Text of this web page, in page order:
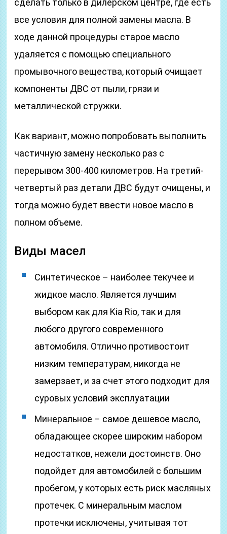
сделать только в дилерском центре, где есть
все условия для полной замены масла. В
ходе данной процедуры старое масло
удаляется с помощью специального
промывочного вещества, который очищает
компоненты ДВС от пыли, грязи и
металлической стружки.
Как вариант, можно попробовать выполнить
частичную замену несколько раз с
перерывом 300-400 километров. На третий-
четвертый раз детали ДВС будут очищены, и
тогда можно будет ввести новое масло в
полном объеме.
Виды масел
Синтетическое – наиболее текучее и
жидкое масло. Является лучшим
выбором как для Kia Rio, так и для
любого другого современного
автомобиля. Отлично противостоит
низким температурам, никогда не
замерзает, и за счет этого подходит для
суровых условий эксплуатации
Минеральное – самое дешевое масло,
обладающее скорее широким набором
недостатков, нежели достоинств. Оно
подойдет для автомобилей с большим
пробегом, у которых есть риск масляных
протечек. С минеральным маслом
протечки исключены, учитывая тот